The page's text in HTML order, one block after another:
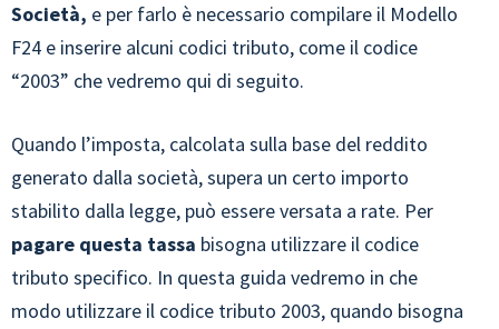
Società, e per farlo è necessario compilare il Modello
F24 e inserire alcuni codici tributo, come il codice
“2003” che vedremo qui di seguito.
Quando l’imposta, calcolata sulla base del reddito
generato dalla società, supera un certo importo
stabilito dalla legge, può essere versata a rate. Per
pagare questa tassa bisogna utilizzare il codice
tributo specifico. In questa guida vedremo in che
modo utilizzare il codice tributo 2003, quando bisogna